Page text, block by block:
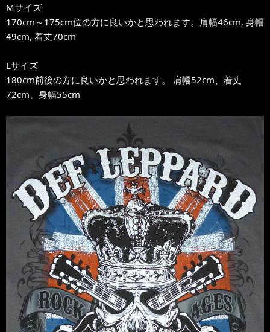
Mサイズ
170cm～175cm位の方に良いかと思われます。肩幅46cm, 身幅
49cm, 着丈70cm
Lサイズ
180cm前後の方に良いかと思われます。 肩幅52cm、着丈
72cm、身幅55cm